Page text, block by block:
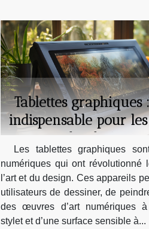
Tablettes graphiques
indispensable pour
et les
Les tablettes graphiques
numériques qui ont révolutionné
l’art et du design. Ces appareils
utilisateurs de dessiner, de
des œuvres d’art numériques à
stylet et d’une surface sensible à...